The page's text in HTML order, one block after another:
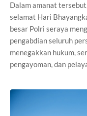
Dalam amanat
selamat Hari
besar Polri seraya
pengabdian seluruh
menegakkan hukum,
pengayoman, dan